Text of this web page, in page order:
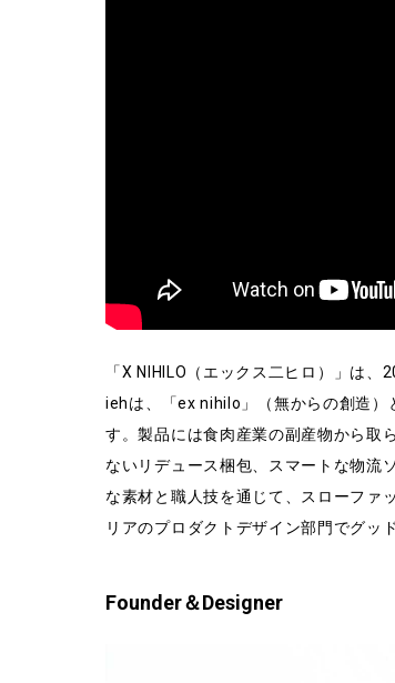
「X NIHILO（エックス二ヒロ）」は
iehは、「ex nihilo」（無からの創造）
す。製品には食肉産業の副産物から取
ないリデュース梱包、スマートな物流
な素材と職人技を通じて、スローファ
リアのプロダクトデザイン部門でグッ
Founder＆Designer